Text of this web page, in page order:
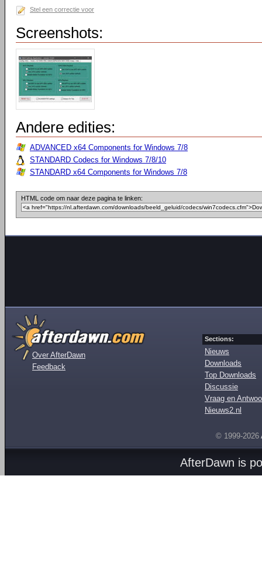
Stel een correctie voor
Screenshots:
Andere edities:
ADVANCED x64 Components for Windows 7/8
STANDARD Codecs for Windows 7/8/10
STANDARD x64 Components for Windows 7/8
HTML code om naar deze pagina te linken:
Over AfterDawn
Feedback
Sections:
Nieuws
Downloads
Top Downloads
Discussie
Vraag en
Nieuws2.nl
© 1999-2026
AfterDawn is